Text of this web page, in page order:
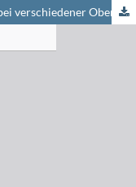
Messungen der Oberflächenspannung bei verschiedener Oberflächenbildungsgeschwindigkeit